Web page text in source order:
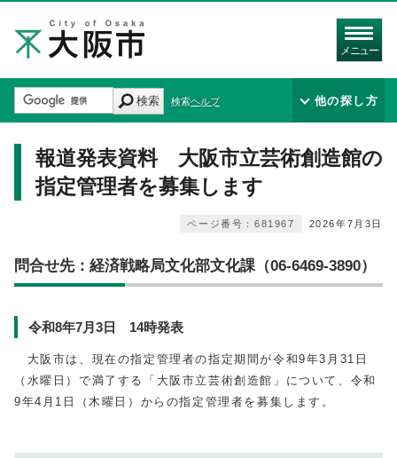
メニュー
検索 検索ヘルプ 他の探し方
報道発表資料 大阪市立芸術創造館の
指定管理者を募集します
2026年7月3日
ページ番号：681967
問合せ先：経済戦略局文化部文化課（06-6469-3890）
令和8年7月3日 14時発表
大阪市は、現在の指定管理者の指定期間が令和9年3月31日
（水曜日）で満了する「大阪市立芸術創造館」について、令和
9年4月1日（木曜日）からの指定管理者を募集します。